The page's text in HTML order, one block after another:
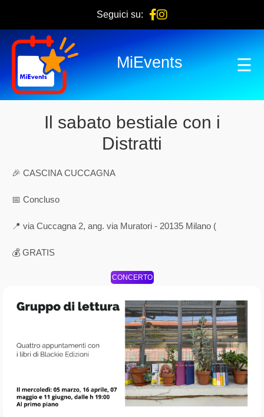
Seguici su:
MiEvents ☰
Il sabato bestiale con i
Distratti
🎉 CASCINA CUCCAGNA
📅 Concluso
📍 via Cuccagna 2, ang. via Muratori - 20135 Milano (
💰 GRATIS
CONCERTO